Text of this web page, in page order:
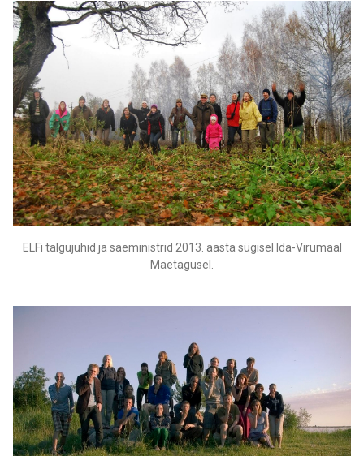
ELFi talgujuhid ja saeministrid 2013. aasta sügisel Ida-Virumaal
Mäetagusel.